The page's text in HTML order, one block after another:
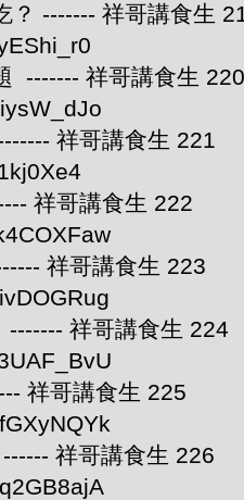
？ ------- 祥哥講食生
------- 祥哥講食生 220
祥哥講食生 221
祥哥講食生 222
祥哥講食生 223
祥哥講食生 224
祥哥講食生 225
祥哥講食生 226